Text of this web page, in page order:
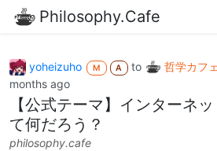
Philosophy.Cafe
yoheizuho M A to 哲学カフ
months ago
【公式テーマ】インターネッ
て何だろう？
philosophy.cafe